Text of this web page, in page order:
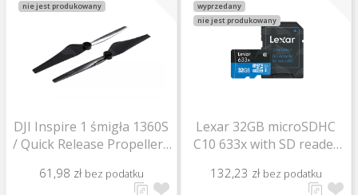
nie jest produkowany
DJI Inspire 1 śmigła 1360S
/ Quick Release Propellers
61,98 zł bez podatku
wyprzedany
nie jest produkowany
Lexar 32GB microSDHC
C10 633x with SD reader
132,23 zł bez podatku